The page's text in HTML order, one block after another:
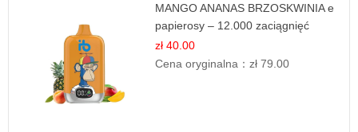
MANGO ANANAS BRZOSKWINIA e
papierosy – 12.000 zaciągnięć
zł 40.00
Cena oryginalna：zł 79.00